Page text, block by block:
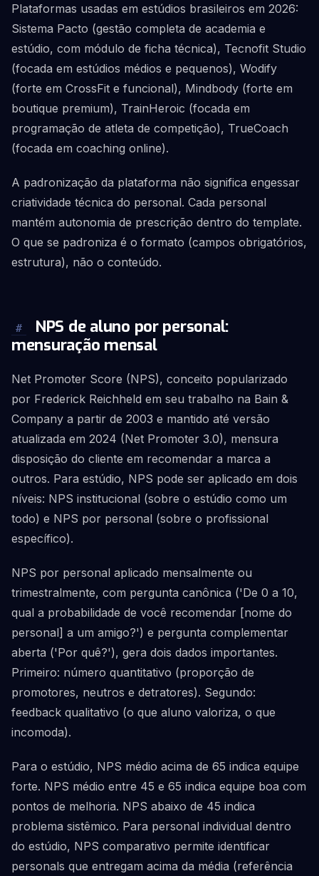
Plataformas usadas em estúdios brasileiros em 2026:
Sistema Pacto (gestão completa de academia e
estúdio, com módulo de ficha técnica), Tecnofit Studio
(focada em estúdios médios e pequenos), Wodify
(forte em CrossFit e funcional), Mindbody (forte em
boutique premium), TrainHeroic (focada em
programação de atleta de competição), TrueCoach
(focada em coaching online).
A padronização da plataforma não significa engessar
criatividade técnica do personal. Cada personal
mantém autonomia de prescrição dentro do template.
O que se padroniza é o formato (campos obrigatórios,
estrutura), não o conteúdo.
#
NPS de aluno por personal:
mensuração mensal
Net Promoter Score (NPS), conceito popularizado
por Frederick Reichheld em seu trabalho na Bain &
Company a partir de 2003 e mantido até versão
atualizada em 2024 (Net Promoter 3.0), mensura
disposição do cliente em recomendar a marca a
outros. Para estúdio, NPS pode ser aplicado em dois
níveis: NPS institucional (sobre o estúdio como um
todo) e NPS por personal (sobre o profissional
específico).
NPS por personal aplicado mensalmente ou
trimestralmente, com pergunta canônica ('De 0 a 10,
qual a probabilidade de você recomendar [nome do
personal] a um amigo?') e pergunta complementar
aberta ('Por quê?'), gera dois dados importantes.
Primeiro: número quantitativo (proporção de
promotores, neutros e detratores). Segundo:
feedback qualitativo (o que aluno valoriza, o que
incomoda).
Para o estúdio, NPS médio acima de 65 indica equipe
forte. NPS médio entre 45 e 65 indica equipe boa com
pontos de melhoria. NPS abaixo de 45 indica
problema sistêmico. Para personal individual dentro
do estúdio, NPS comparativo permite identificar
personals que entregam acima da média (referência